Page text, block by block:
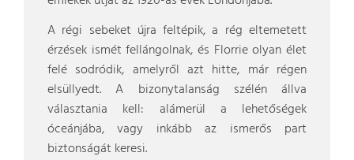
A régi sebeket újra feltépik, a rég eltemetett
érzések ismét fellángolnak, és Florrie olyan élet
felé sodródik, amelyről azt hitte, már régen
elsüllyedt. A bizonytalanság szélén állva
választania kell: alámerül a lehetőségek
óceánjába, vagy inkább az ismerős part
biztonságát keresi.